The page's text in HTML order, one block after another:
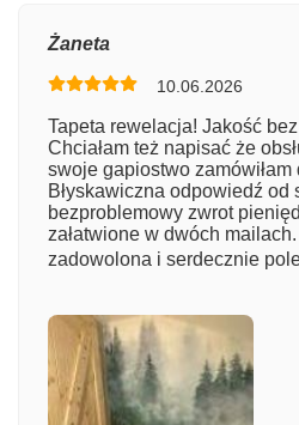
Numer zamówienia
Imię
Żaneta
10.06.2026
Tapeta rewelacja! Jakość
Chciałam też napisać że
swoje gapiostwo zamówiłam
Błyskawiczna odpowiedź od
bezproblemowy zwrot
załatwione w dwóch
zadowolona i serdecznie